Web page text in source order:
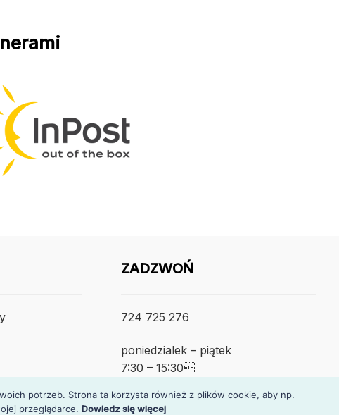
ZADZWOŃ
724 725 276
poniedzialek – piątek
7:30 – 15:30
potrzeb. Strona ta korzysta również z plików cookie, aby np.
przeglądarce. Dowiedz się więcej